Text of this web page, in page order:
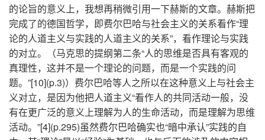
的论旨的意义上，我想再稍微引用一下赫斯的文章。赫斯把
完成了的德国哲学，即费尔巴哈与社会主义的关系看作“理
论的人道主义与实践的人道主义的关系”，看作理论与实践
的对立。（马克思的提纲第二条“人的思维是否具有客观的
真理性，这并不是一个理论的问题，而是一个实践的问
题。”[10](p.3)）费尔巴哈等人之所以在这种意义上与社会主
义对立，是因为他把人道主义“看作人的共同活动一般，没
有在更广泛的意义上理解为人的生命活动，而是理解为思维
活动。”[4](p.295)虽然费尔巴哈确实也“暗中承认”实践的自